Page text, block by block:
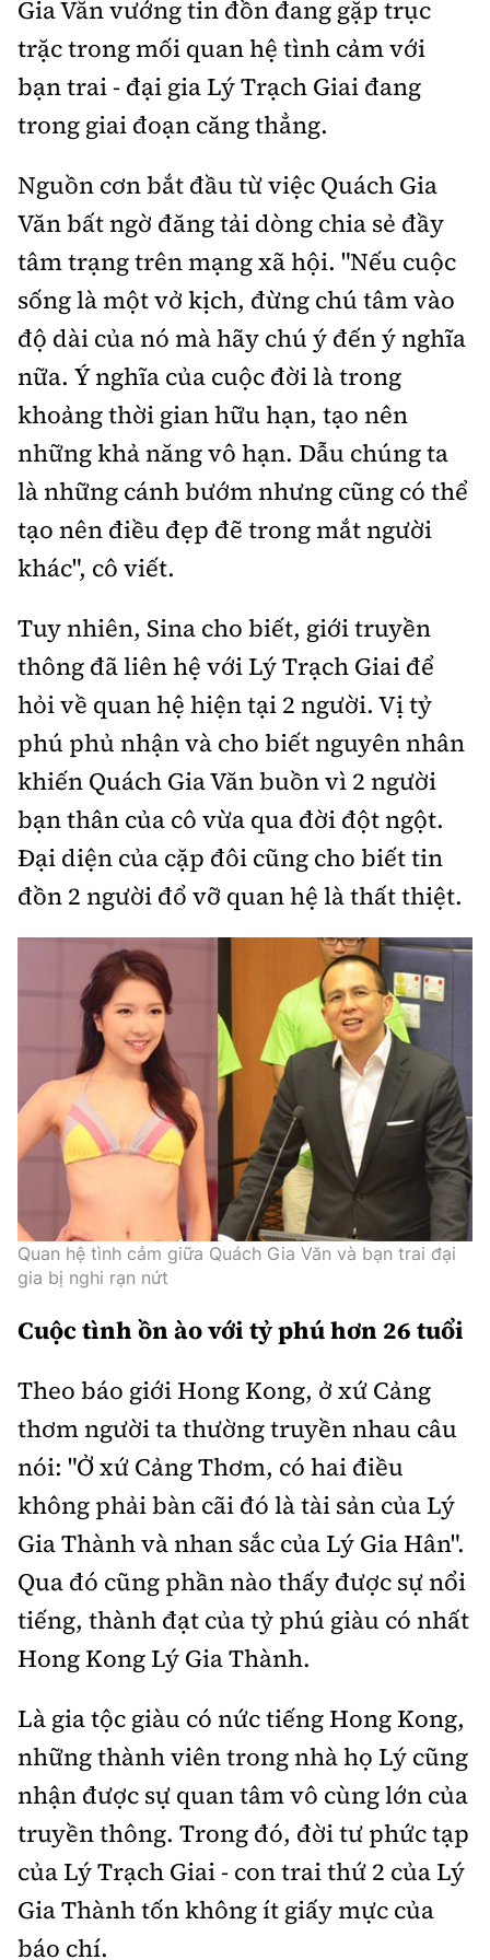
Nhà thầu
Mời thầu - Đấu thầu
Gương sáng giao thông
Âm nhạc
Hậu trường sao
360 độ thể thao
Sản phẩm mới
Tư vấn
Thế giới
Thời sự Quốc tế
Hồ sơ tài liệu
Thế giới giao thông
Thế giới xây dựng
Đi ++
Du lịch
Khám phá
Lối sống
Ẩm thực
Video
Thời sự
Khám phá
Camera giao thông
Câu chuyện giao thông
Giải trí - Thể thao
Cơ quan chủ quản: Bộ Xây dựng
Giấy phép số: 03/GP-BVHTTDL, cấp ngày 1/4/2025.
Tòa soạn: Số 2 Nguyễn Công Hoan, phường Giảng Võ,
Hà Nội.
Tổng biên tập:Nguyễn Thị Hồng Nga
Phó Tổng biên tập:Nguyễn Sơn Tùng,
Nguyễn Đức Thắng, La Đức Hùng
0901 514 799
Quảng cáo và Phát hành:
0915 057 282
Email:bandoc@baoxaydung.vn
Cấm sao chép dưới mọi hình thức nếu không có sự
chấp thuận bằng văn bản.
Thông tin tòa
soạn
Gia Văn vướng tin đồn đang gặp trục
trặc trong mối quan hệ tình cảm với
bạn trai - đại gia Lý Trạch Giai đang
trong giai đoạn căng thẳng.
Nguồn cơn bắt đầu từ việc Quách Gia
Văn bất ngờ đăng tải dòng chia sẻ đầy
tâm trạng trên mạng xã hội. "Nếu cuộc
sống là một vở kịch, đừng chú tâm vào
độ dài của nó mà hãy chú ý đến ý nghĩa
nữa. Ý nghĩa của cuộc đời là trong
khoảng thời gian hữu hạn, tạo nên
những khả năng vô hạn. Dẫu chúng ta
là những cánh bướm nhưng cũng có thể
tạo nên điều đẹp đẽ trong mắt người
khác", cô viết.
Tuy nhiên, Sina cho biết, giới truyền
thông đã liên hệ với Lý Trạch Giai để
hỏi về quan hệ hiện tại 2 người. Vị tỷ
phú phủ nhận và cho biết nguyên nhân
khiến Quách Gia Văn buồn vì 2 người
bạn thân của cô vừa qua đời đột ngột.
Đại diện của cặp đôi cũng cho biết tin
đồn 2 người đổ vỡ quan hệ là thất thiệt.
Quan hệ tình cảm giữa Quách Gia Văn và bạn trai đại
gia bị nghi rạn nứt
Cuộc tình ồn ào với tỷ phú hơn 26 tuổi
Theo báo giới Hong Kong, ở xứ Cảng
thơm người ta thường truyền nhau câu
nói: "Ở xứ Cảng Thơm, có hai điều
không phải bàn cãi đó là tài sản của Lý
Gia Thành và nhan sắc của Lý Gia Hân".
Qua đó cũng phần nào thấy được sự nổi
tiếng, thành đạt của tỷ phú giàu có nhất
Hong Kong Lý Gia Thành.
Là gia tộc giàu có nức tiếng Hong Kong,
những thành viên trong nhà họ Lý cũng
nhận được sự quan tâm vô cùng lớn của
truyền thông. Trong đó, đời tư phức tạp
của Lý Trạch Giai - con trai thứ 2 của Lý
Gia Thành tốn không ít giấy mực của
báo chí.